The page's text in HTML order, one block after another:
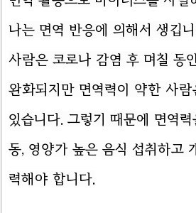
나는 면역 반응에 의해서 생깁
사람은 코로나 감염 후 며칠 동
완화되지만 면역력이 약한 사
있습니다. 그렇기 때문에 면역
동, 영양가 높은 음식 섭취하고
력해야 합니다.